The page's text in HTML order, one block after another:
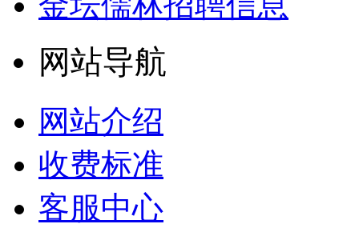
网站导航
网站介绍
收费标准
客服中心